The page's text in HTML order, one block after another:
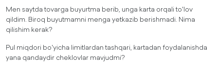
Men saytda tovarga buyurtma berib, unga karta orqali to'lov
qildim. Biroq buyutmamni menga yetkazib berishmadi. Nima
qilishim kerak?
Pul miqdori bo'yicha limitlardan tashqari, kartadan foydalanishda
yana qandaydir cheklovlar mavjudmi?